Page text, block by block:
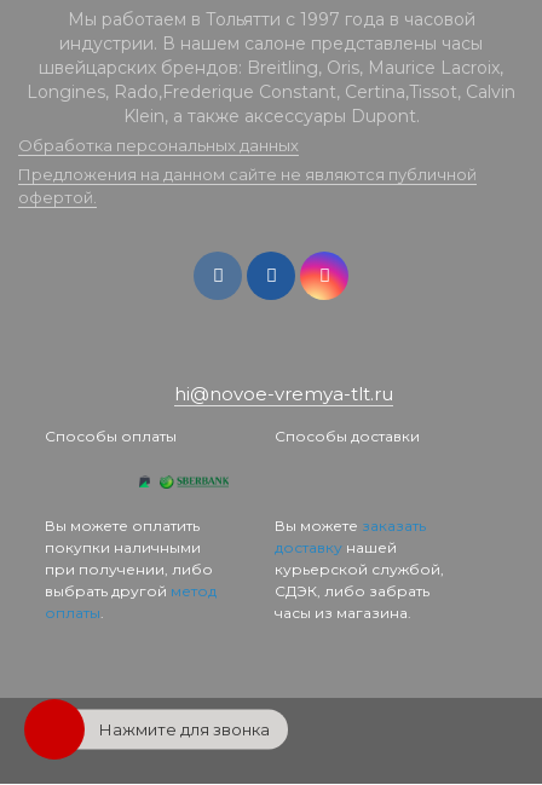
Мы работаем в Тольятти с 1997 года в часовой
индустрии. В нашем салоне представлены часы
швейцарских брендов: Breitling, Oris, Maurice Lacroix,
Longines, Rado,Frederique Constant, Certina,Tissot, Calvin
Klein, а также аксессуары Dupont.
Обработка персональных данных
Предложения на данном сайте не являются публичной
офертой.
hi@novoe-vremya-tlt.ru
Способы оплаты
Вы можете оплатить
покупки наличными
при получении, либо
выбрать другой метод
оплаты.
Способы доставки
Вы можете заказать
доставкунашей
курьерской службой,
СДЭК, либо забрать
часы из магазина.
Нажмите для звонка